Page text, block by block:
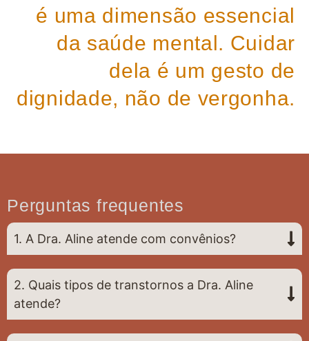
é uma dimensão essencial
da saúde mental. Cuidar
dela é um gesto de
dignidade, não de vergonha.
Perguntas frequentes
1. A Dra. Aline atende com convênios?
2. Quais tipos de transtornos a Dra. Aline
atende?